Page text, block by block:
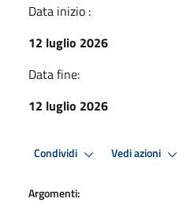
Data inizio :
12 luglio 2026
Data fine:
12 luglio 2026
Condividi Vedi azioni
Argomenti: